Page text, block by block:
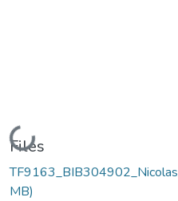
Loading...
Files
MB)